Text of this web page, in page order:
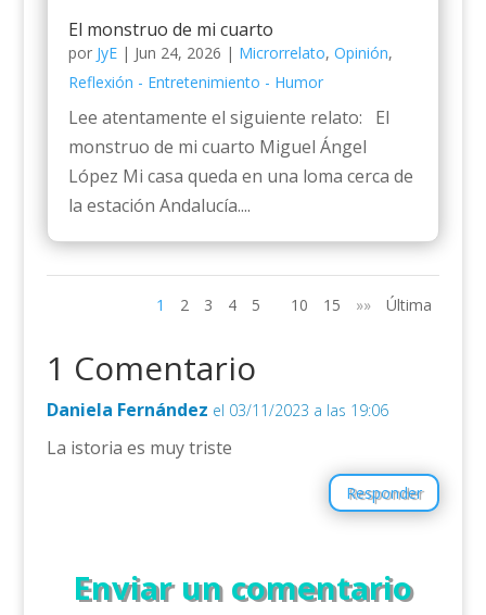
El monstruo de mi cuarto
por JyE| Jun 24, 2026 | Microrrelato, Opinión,
Reflexión - Entretenimiento - Humor
Lee atentamente el siguiente relato: El
monstruo de mi cuarto Miguel Ángel
López Mi casa queda en una loma cerca de
la estación Andalucía....
1 2 3 4 5 10 15 »» Última
1 Comentario
Daniela Fernández el 03/11/2023 a las 19:06
La istoria es muy triste
Responder
Enviar un comentario